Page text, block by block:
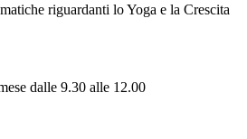
riguardanti lo Yoga e la Crescita
dalle 9.30 alle 12.00